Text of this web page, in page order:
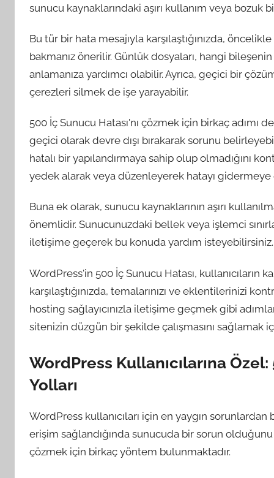
sunucu kaynaklarındaki aşırı kullanım veya bozuk
Bu tür bir hata mesajıyla karşılaştığınızda,
bakmanız önerilir. Günlük dosyaları, hangi
anlamanıza yardımcı olabilir. Ayrıca, geçici bir
çerezleri silmek de işe yarayabilir.
500 İç Sunucu Hatası'nı çözmek için birkaç adımı
geçici olarak devre dışı bırakarak sorunu
hatalı bir yapılandırmaya sahip olup olmadığını
yedek alarak veya düzenleyerek hatayı gidermeye
Buna ek olarak, sunucu kaynaklarının aşırı
önemlidir. Sunucunuzdaki bellek veya işlemci
iletişime geçerek bu konuda yardım isteyebilirsiniz.
WordPress'in 500 İç Sunucu Hatası, kullanıcıların
karşılaştığınızda, temalarınızı ve eklentilerinizi
hosting sağlayıcınızla iletişime geçmek gibi
sitenizin düzgün bir şekilde çalışmasını sağlamak
WordPress Kullanıcılarına
Yolları
WordPress kullanıcıları için en yaygın
erişim sağlandığında sunucuda bir sorun
çözmek için birkaç yöntem bulunmaktadır.